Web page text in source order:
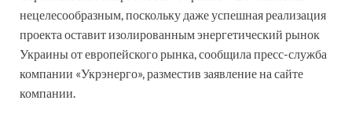
нецелесообразным, поскольку даже успешная реализация
проекта оставит изолированным энергетический рынок
Украины от европейского рынка, сообщила пресс-служба
компании «Укрэнерго», разместив заявление на сайте
компании.